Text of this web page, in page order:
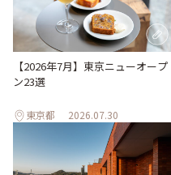
【2026年7月】東京ニューオープ
ン23選
東京都 2026.07.30